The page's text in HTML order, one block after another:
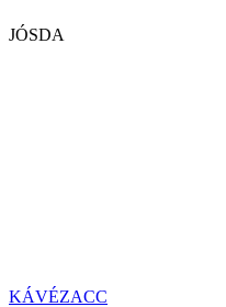
JÓSDA
KÁVÉZACC